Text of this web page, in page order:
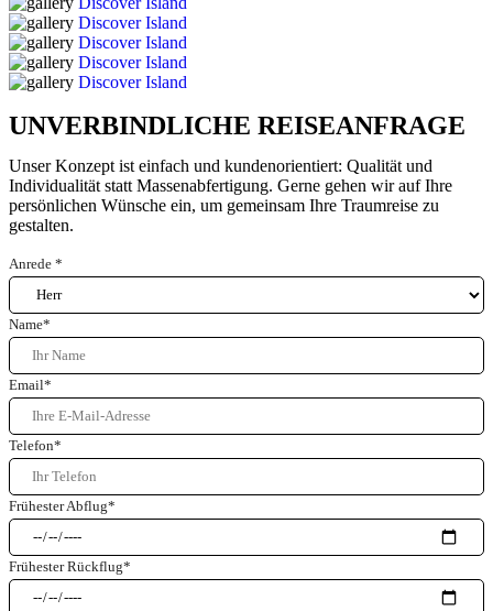
Discover Island
Discover Island
Discover Island
Discover Island
UNVERBINDLICHE REISEANFRAGE
Unser Konzept ist einfach und kundenorientiert: Qualität und
Individualität statt Massenabfertigung. Gerne gehen wir auf Ihre
persönlichen Wünsche ein, um gemeinsam Ihre Traumreise zu
gestalten.
Anrede *
Name*
Email*
Telefon*
Frühester Abflug*
Frühester Rückflug*